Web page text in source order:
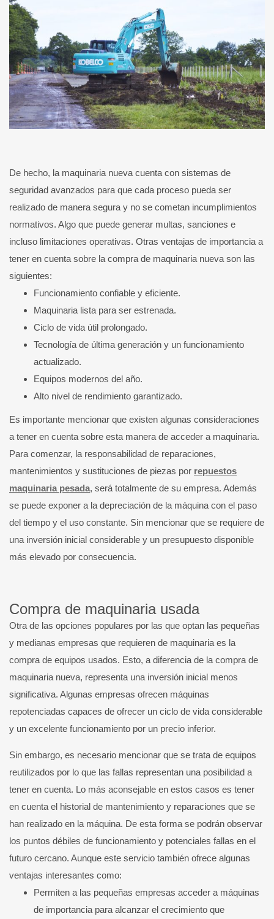
De hecho, la maquinaria nueva cuenta con sistemas de
seguridad avanzados para que cada proceso pueda ser
realizado de manera segura y no se cometan incumplimientos
normativos. Algo que puede generar multas, sanciones e
incluso limitaciones operativas. Otras ventajas de importancia a
tener en cuenta sobre la compra de maquinaria nueva son las
siguientes:
Funcionamiento confiable y eficiente.
Maquinaria lista para ser estrenada.
Ciclo de vida útil prolongado.
Tecnología de última generación y un funcionamiento
actualizado.
Equipos modernos del año.
Alto nivel de rendimiento garantizado.
Es importante mencionar que existen algunas consideraciones
a tener en cuenta sobre esta manera de acceder a maquinaria.
Para comenzar, la responsabilidad de reparaciones,
mantenimientos y sustituciones de piezas por repuestos
maquinaria pesada, será totalmente de su empresa. Además
se puede exponer a la depreciación de la máquina con el paso
del tiempo y el uso constante. Sin mencionar que se requiere de
una inversión inicial considerable y un presupuesto disponible
más elevado por consecuencia.
Compra de maquinaria usada
Otra de las opciones populares por las que optan las pequeñas
y medianas empresas que requieren de maquinaria es la
compra de equipos usados. Esto, a diferencia de la compra de
maquinaria nueva, representa una inversión inicial menos
significativa. Algunas empresas ofrecen máquinas
repotenciadas capaces de ofrecer un ciclo de vida considerable
y un excelente funcionamiento por un precio inferior.
Sin embargo, es necesario mencionar que se trata de equipos
reutilizados por lo que las fallas representan una posibilidad a
tener en cuenta. Lo más aconsejable en estos casos es tener
en cuenta el historial de mantenimiento y reparaciones que se
han realizado en la máquina. De esta forma se podrán observar
los puntos débiles de funcionamiento y potenciales fallas en el
futuro cercano. Aunque este servicio también ofrece algunas
ventajas interesantes como:
Permiten a las pequeñas empresas acceder a máquinas
de importancia para alcanzar el crecimiento que